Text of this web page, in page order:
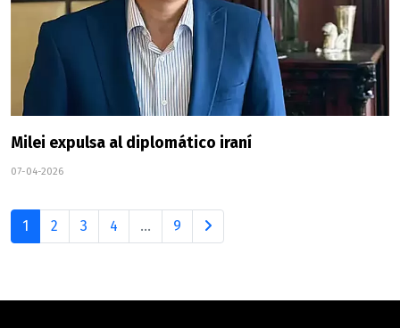
Milei expulsa al diplomático iraní
07-04-2026
1 2 3 4 ... 9